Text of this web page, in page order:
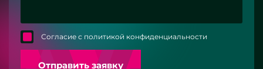
Согласие с политикой конфиденциальности
Отправить заявку